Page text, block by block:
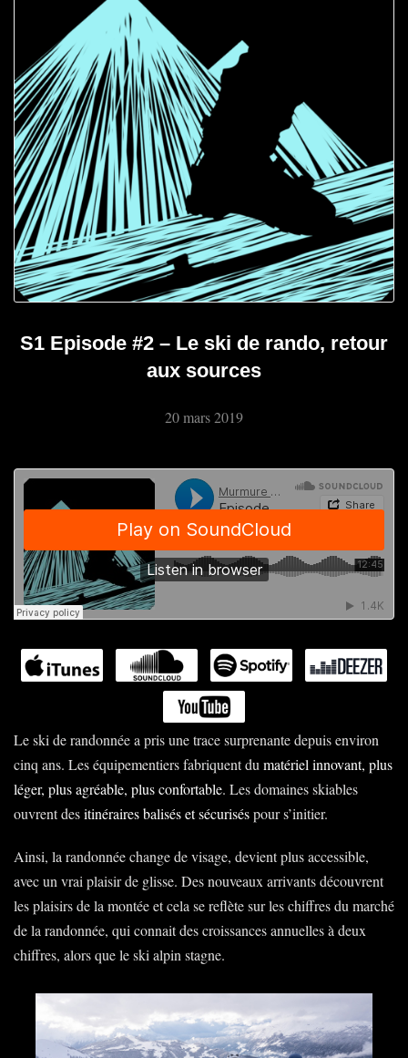
S1 Episode #2 – Le ski de rando, retour
aux sources
20 mars 2019
Le ski de randonnée a pris une trace surprenante depuis environ
cinq ans. Les équipementiers fabriquent dumatériel innovant, plus
léger, plus agréable, plus confortable. Les domaines skiables
ouvrent desitinéraires balisés et sécuriséspour s’initier.
Ainsi, la randonnée change de visage, devient plus accessible,
avec un vrai plaisir de glisse. Des nouveaux arrivants découvrent
les plaisirs de la montée et cela se reflète sur les chiffres du marché
de la randonnée, qui connait des croissances annuelles à deux
chiffres, alors que le ski alpin stagne.